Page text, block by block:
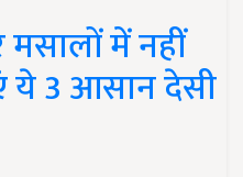
में नहीं
ये 3 आसान देसी